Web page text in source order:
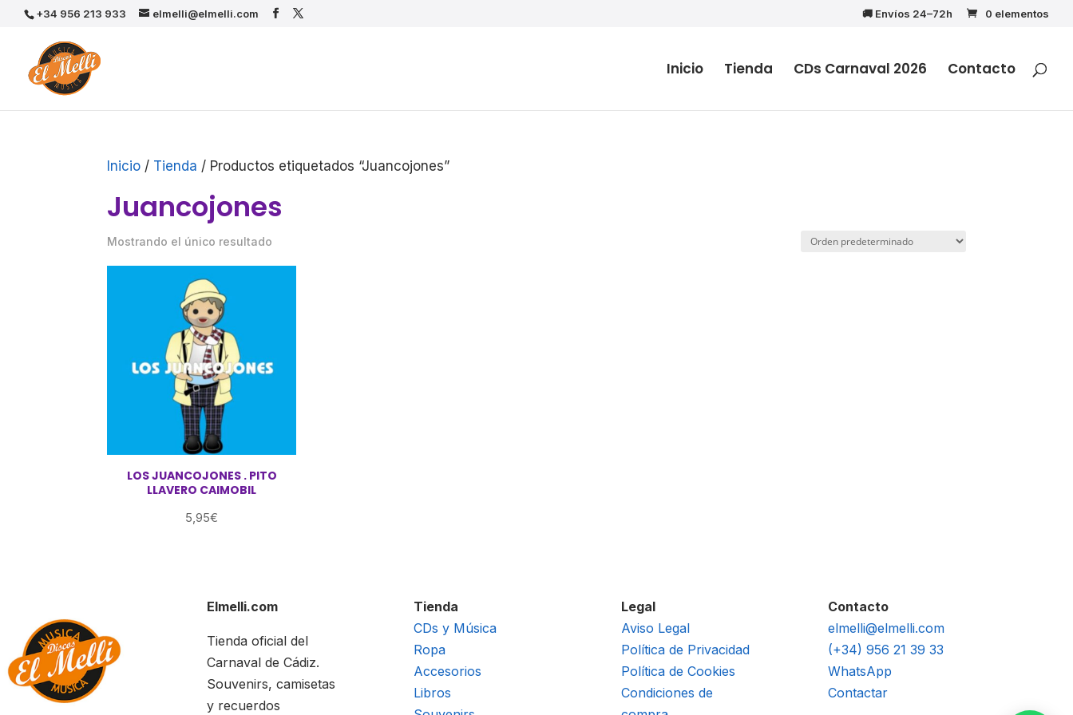
+34 956 213 933 elmelli@elmelli.com 🚚 Envíos 24–72h 0 elementos
Inicio Tienda CDs Carnaval 2026 Contacto
Inicio / Tienda / Productos etiquetados “Juancojones”
Juancojones
Mostrando el único resultado
LOS JUANCOJONES . PITO
LLAVERO CAIMOBIL
5,95€
Elmelli.com
Tienda oficial del
Carnaval de Cádiz.
Souvenirs, camisetas
y recuerdos
Tienda
CDs y Música
Ropa
Accesorios
Libros
Legal
Aviso Legal
Política de Privacidad
Política de Cookies
Condiciones de
Contacto
elmelli@elmelli.com
(+34) 956 21 39 33
WhatsApp
Contactar